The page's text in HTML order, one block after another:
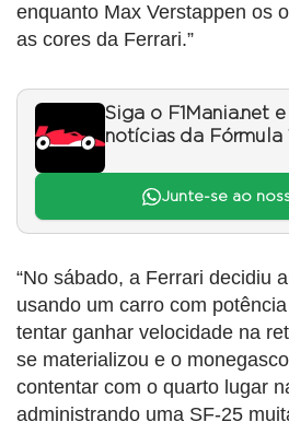
enquanto Max Verstappen os
as cores da Ferrari.”
Siga o F1Mania.net
notícias da Fórmula
Junte-se ao
“No sábado, a Ferrari decidiu
usando um carro com
tentar ganhar velocidade na
se materializou e o
contentar com o quarto lugar
administrando uma SF-25